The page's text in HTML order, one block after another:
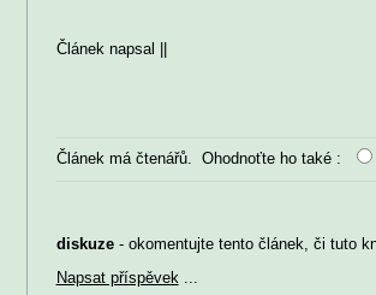
Článek napsal
Článek má čtenářů. Ohodnoťte ho také :
diskuze- okomentujte tento článek, či tuto
Napsat příspěvek